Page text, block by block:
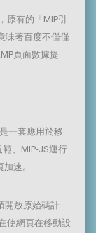
原有的「MIP引
味著百度不僅僅
頁面數據提
一套應用於移
、MIP-JS運行
速。
開放原始碼計
使網頁在移動設